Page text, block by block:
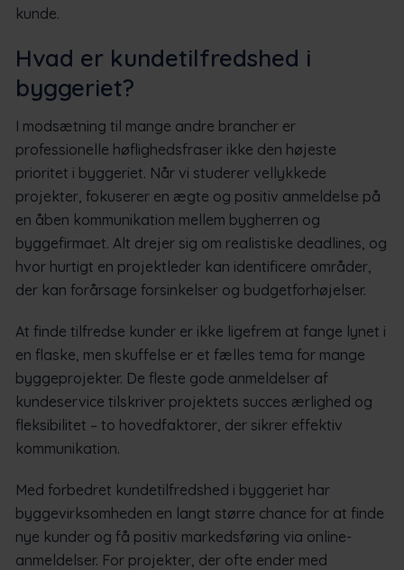
kunde.
Hvad er kundetilfredshed i
byggeriet?
I modsætning til mange andre brancher er
professionelle høflighedsfraser ikke den højeste
prioritet i byggeriet. Når vi studerer vellykkede
projekter, fokuserer en ægte og positiv anmeldelse på
en åben kommunikation mellem bygherren og
byggefirmaet. Alt drejer sig om realistiske deadlines, og
hvor hurtigt en projektleder kan identificere områder,
der kan forårsage forsinkelser og budgetforhøjelser.
At finde tilfredse kunder er ikke ligefrem at fange lynet i
en flaske, men skuffelse er et fælles tema for mange
byggeprojekter. De fleste gode anmeldelser af
kundeservice tilskriver projektets succes ærlighed og
fleksibilitet – to hovedfaktorer, der sikrer effektiv
kommunikation.
Med forbedret kundetilfredshed i byggeriet har
byggevirksomheden en langt større chance for at finde
nye kunder og få positiv markedsføring via online-
anmeldelser. For projekter, der ofte ender med